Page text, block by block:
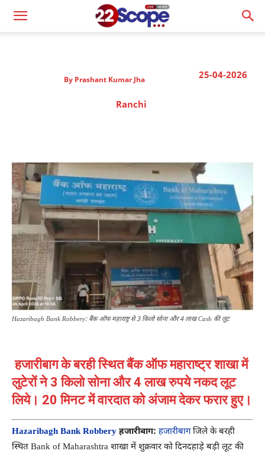
25-04-2026
By Prashant Kumar Jha
Ranchi
Hazaribagh Bank Robbery: बैंक ऑफ महाराष्ट्र से 3 किलो सोना और 4 लाख Cash की लूट
हजारीबाग के बरही स्थित बैंक ऑफ महाराष्ट्र शाखा में
लुटेरों ने 3 किलो सोना और 4 लाख रुपये नकद लूट
लिये। 20 मिनट में वारदात को अंजाम देकर फरार हुए।
Hazaribagh Bank Robbery हजारीबाग: हजारीबागजिले के बरही
स्थित Bank of Maharashtra शाखा में शुक्रवार को दिनदहाड़े बड़ी लूट की